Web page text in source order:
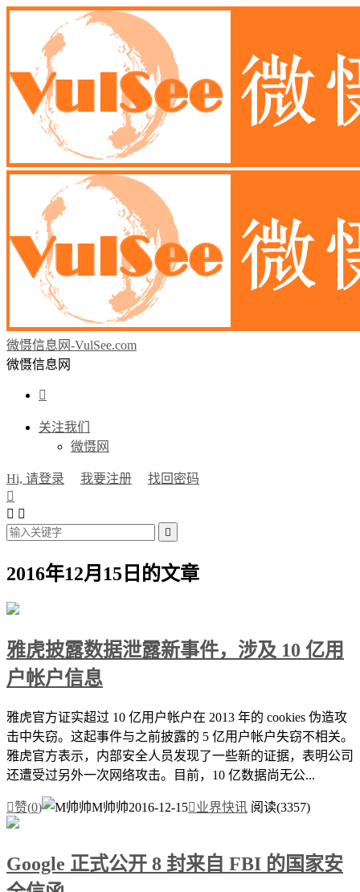
微慑信息网-VulSee.com
微慑信息网

关注我们
微慑网
Hi, 请登录 我要注册
找回密码

 

2016年12月15日的文章
雅虎披露数据泄露新事件，涉及 10 亿用
户帐户信息
雅虎官方证实超过 10 亿用户帐户在 2013 年的 cookies 伪造攻
击中失窃。这起事件与之前披露的 5 亿用户帐户失窃不相关。
雅虎官方表示，内部安全人员发现了一些新的证据，表明公司
还遭受过另外一次网络攻击。目前，10 亿数据尚无公...
赞(0) M帅帅2016-12-15业界快讯 阅读(3357)
Google 正式公开 8 封来自 FBI 的国家安